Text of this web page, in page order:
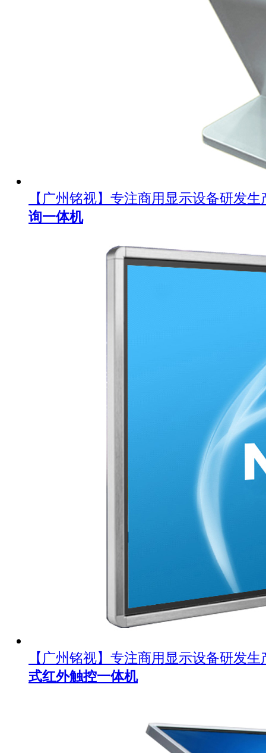
【广州铭视】专注商用显示设备研发
询一体机
【广州铭视】专注商用显示设备研发
式红外触控一体机